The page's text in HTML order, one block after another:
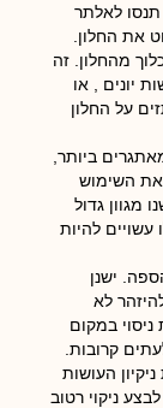
לאלתר
את החלון.
מהחלון. זה
יונים , או
על החלון
ביותר,
את השימוש
מגוון גדול
להיות
ישנן
לא
במקום
קרובות.
העושות
ניקוי רטוב